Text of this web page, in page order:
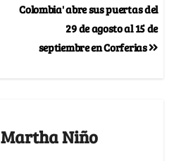
Colombia' abre sus puertas del
29 de agosto al 15 de
septiembre en Corferias
Martha Niño